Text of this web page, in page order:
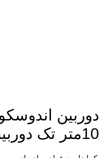
دوربین
10متر تک دوربینه